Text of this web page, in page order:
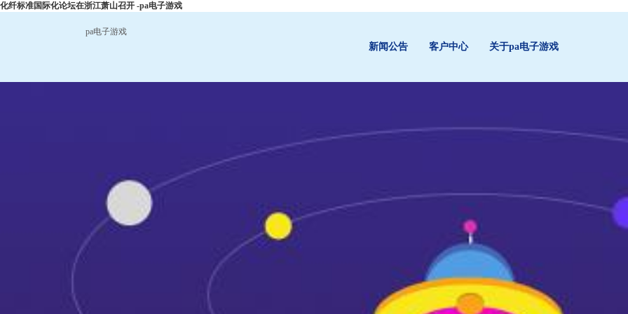
化纤标准国际化论坛在浙江萧山召开 -pa电子游戏
pa电子游戏
新闻公告 客户中心 关于pa电子游戏